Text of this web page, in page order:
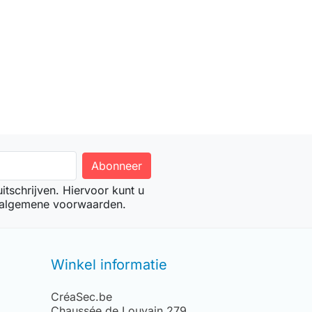
Hiervoor kunt u
voorwaarden.
Winkel informatie
CréaSec.be